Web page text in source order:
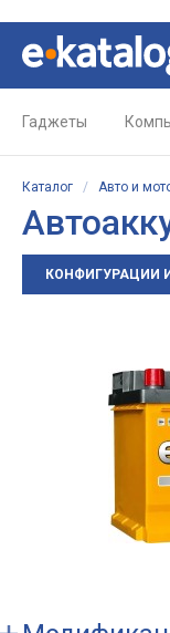
Гаджеты
Каталог / Авто и
КОНФИГУРАЦИИ